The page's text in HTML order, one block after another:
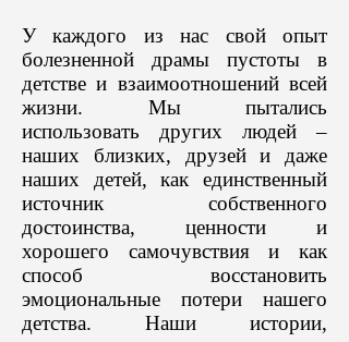
У каждого из нас свой опыт
болезненной драмы пустоты в
детстве и взаимоотношений всей
жизни. Мы пытались
использовать других людей –
наших близких, друзей и даже
наших детей, как единственный
источник собственного
достоинства, ценности и
хорошего самочувствия и как
способ восстановить
эмоциональные потери нашего
детства. Наши истории,